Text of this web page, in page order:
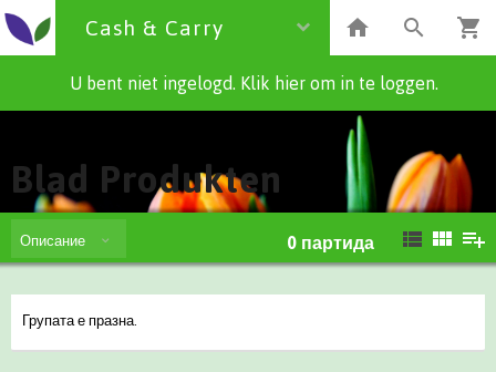
Cash & Carry
U bent niet ingelogd. Klik hier om in te loggen.
Blad Produkten
Описание 0 партида
Групата е празна.